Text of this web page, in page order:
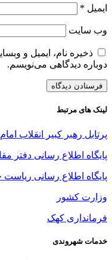
ایمیل *
وب‌ سایت
ذخیره نام، ایمیل و
دوباره دیدگاهی می‌نویسم.
لینک های مرتبط
پرتابل رهبر کبیر انقلاب
پایگاه اطلاع رسانی دفتر
پایگاه اطلاع رسانی
وزارت کشور
فرمانداری کهک
خدمات شهروندی